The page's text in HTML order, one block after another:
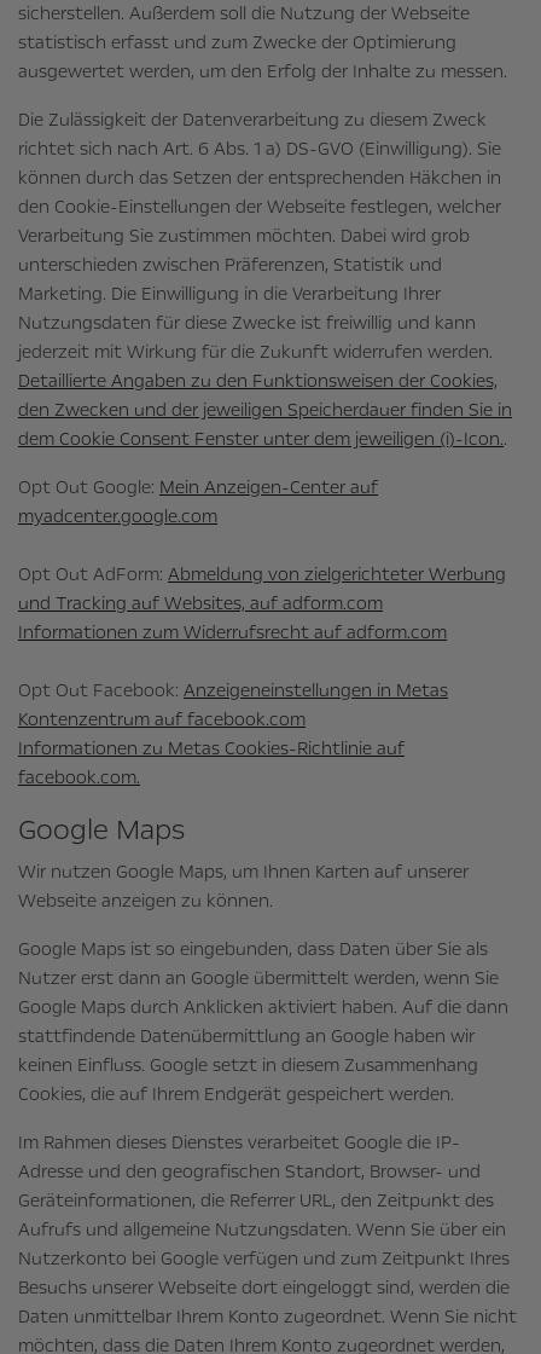
sicherstellen. Außerdem soll die Nutzung der Webseite
statistisch erfasst und zum Zwecke der Optimierung
ausgewertet werden, um den Erfolg der Inhalte zu messen.
Die Zulässigkeit der Datenverarbeitung zu diesem Zweck
richtet sich nach Art. 6 Abs. 1 a) DS-GVO (Einwilligung). Sie
können durch das Setzen der entsprechenden Häkchen in
den Cookie-Einstellungen der Webseite festlegen, welcher
Verarbeitung Sie zustimmen möchten. Dabei wird grob
unterschieden zwischen Präferenzen, Statistik und
Marketing. Die Einwilligung in die Verarbeitung Ihrer
Nutzungsdaten für diese Zwecke ist freiwillig und kann
jederzeit mit Wirkung für die Zukunft widerrufen werden.
Detaillierte Angaben zu den Funktionsweisen der Cookies,
den Zwecken und der jeweiligen Speicherdauer finden Sie in
dem Cookie Consent Fenster unter dem jeweiligen (i)-Icon..
Opt Out Google: Mein Anzeigen-Center auf
myadcenter.google.com
Opt Out AdForm: Abmeldung von zielgerichteter Werbung
und Tracking auf Websites, auf adform.com
Informationen zum Widerrufsrecht auf adform.com
Opt Out Facebook: Anzeigeneinstellungen in Metas
Kontenzentrum auf facebook.com
Informationen zu Metas Cookies-Richtlinie auf
facebook.com.
Google Maps
Wir nutzen Google Maps, um Ihnen Karten auf unserer
Webseite anzeigen zu können.
Google Maps ist so eingebunden, dass Daten über Sie als
Nutzer erst dann an Google übermittelt werden, wenn Sie
Google Maps durch Anklicken aktiviert haben. Auf die dann
stattfindende Datenübermittlung an Google haben wir
keinen Einfluss. Google setzt in diesem Zusammenhang
Cookies, die auf Ihrem Endgerät gespeichert werden.
Im Rahmen dieses Dienstes verarbeitet Google die IP-
Adresse und den geografischen Standort, Browser- und
Geräteinformationen, die Referrer URL, den Zeitpunkt des
Aufrufs und allgemeine Nutzungsdaten. Wenn Sie über ein
Nutzerkonto bei Google verfügen und zum Zeitpunkt Ihres
Besuchs unserer Webseite dort eingeloggt sind, werden die
Daten unmittelbar Ihrem Konto zugeordnet. Wenn Sie nicht
möchten, dass die Daten Ihrem Konto zugeordnet werden,